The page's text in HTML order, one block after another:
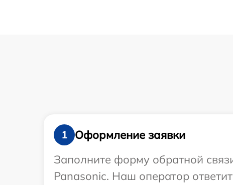
1
Оформление заявки
Заполните форму обратной
Panasonic. Наш оператор